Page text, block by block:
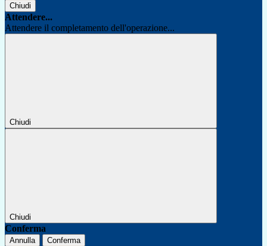
Chiudi
Attendere...
Attendere il completamento dell'operazione...
Chiudi
Chiudi
Conferma
Annulla Conferma